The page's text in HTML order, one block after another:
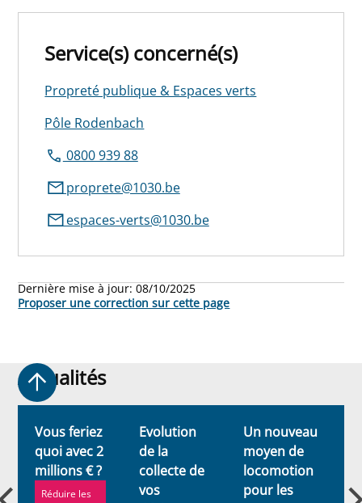
Service(s) concerné(s)
Propreté publique & Espaces verts
Pôle Rodenbach
0800 939 88
proprete@1030.be
espaces-verts@1030.be
Dernière mise à jour:08/10/2025
Proposer une correction sur cette page
Actualités
Actualités
Vous feriez
quoi avec 2
millions € ?
Réduire les
Evolution
de la
collecte de
vos
Un nouveau
moyen de
locomotion
pour les